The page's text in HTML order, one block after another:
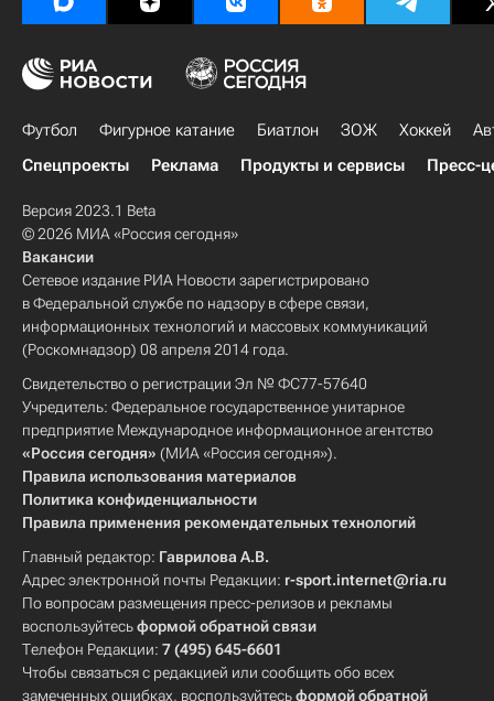
Футбол Фигурное катание Биатлон ЗОЖ Хоккей
Спецпроекты
Реклама Продукты и сервисы Пресс-
Версия 2023.1 Beta
© 2026 МИА «Россия сегодня»
Вакансии
Сетевое издание РИА Новости зарегистрировано
в Федеральной службе по надзору в сфере связи,
информационных технологий и массовых коммуникаций
(Роскомнадзор) 08 апреля 2014 года.
Свидетельство о регистрации Эл № ФС77-57640
Учредитель: Федеральное государственное унитарное
предприятие Международное информационное агентство
«Россия сегодня» (МИА «Россия сегодня»).
Правила использования материалов
Политика конфиденциальности
Правила применения рекомендательных технологий
Главный редактор: Гаврилова А.В.
Адрес электронной почты Редакции: r-sport.internet@ria.ru
По вопросам размещения пресс-релизов и рекламы
воспользуйтесьформой обратной связи
Телефон Редакции: 7 (495) 645-6601
Чтобы связаться с редакцией или сообщить обо всех
замеченных ошибках, воспользуйтесьформой обратной